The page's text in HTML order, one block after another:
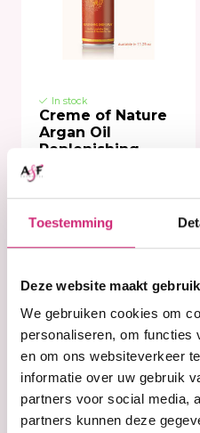
Toestemming
Deze website maakt
We gebruiken cookies om
personaliseren, om functies
en om ons websiteverkeer
informatie over uw gebruik
partners voor social media,
partners kunnen deze
In stock
Creme of Nature
Argan Oil
Replenishing
Sheen Spray -
-11.25oz.
€8,99